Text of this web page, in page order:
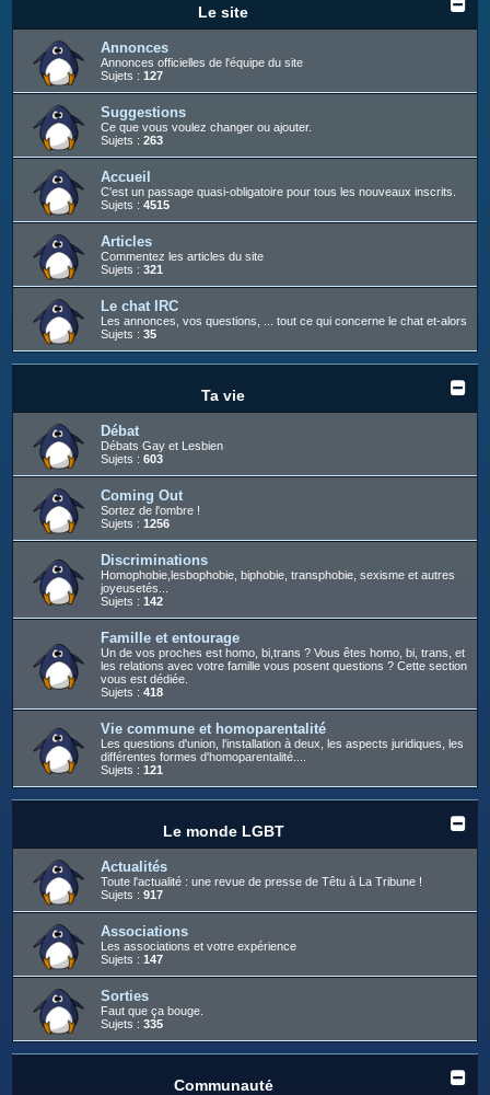
r
Le site
Annonces
Annonces officielles de l'équipe du site
Sujets : 127
Suggestions
Ce que vous voulez changer ou ajouter.
Sujets : 263
Accueil
C'est un passage quasi-obligatoire pour tous les nouveaux inscrits.
Sujets : 4515
Articles
Commentez les articles du site
Sujets : 321
Le chat IRC
Les annonces, vos questions, ... tout ce qui concerne le chat et-alors
Sujets : 35
Ta vie
Débat
Débats Gay et Lesbien
Sujets : 603
Coming Out
Sortez de l'ombre !
Sujets : 1256
Discriminations
Homophobie,lesbophobie, biphobie, transphobie, sexisme et autres
joyeusetés...
Sujets : 142
Famille et entourage
Un de vos proches est homo, bi,trans ? Vous êtes homo, bi, trans, et
les relations avec votre famille vous posent questions ? Cette section
vous est dédiée.
Sujets : 418
Vie commune et homoparentalité
Les questions d'union, l'installation à deux, les aspects juridiques, les
différentes formes d'homoparentalité....
Sujets : 121
Le monde LGBT
Actualités
Toute l'actualité : une revue de presse de Têtu à La Tribune !
Sujets : 917
Associations
Les associations et votre expérience
Sujets : 147
Sorties
Faut que ça bouge.
Sujets : 335
Communauté